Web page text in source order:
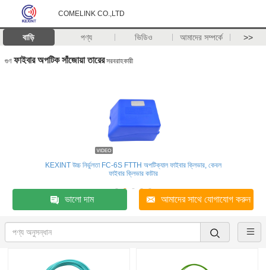
COMELINK CO.,LTD
বাড়ি পণ্য ভিডিও আমাদের সম্পর্কে >>
গুণ ফাইবার অপটিক সাঁজোয়া তারেরসরবরাহকারী
KEXINT উচ্চ নির্ভুলতা FC-6S FTTH অপটিক্যাল ফাইবার ক্লিভার, কেবল
ফাইবার ক্লিভার কাটার
ভালো দাম আমাদের সাথে যোগাযোগ করুন